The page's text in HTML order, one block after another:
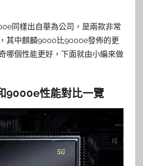
同樣出自華為公司，是兩款非常
其中麒麟9000比9000e發佈的更
哪個性能更好，下面就由小編來做
9000e性能對比一覽